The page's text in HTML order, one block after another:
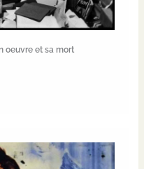
oeuvre et sa mort